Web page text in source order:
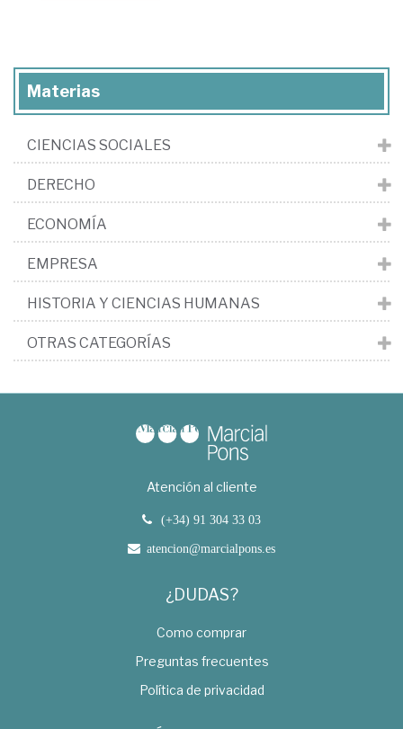
Materias
CIENCIAS SOCIALES
DERECHO
ECONOMÍA
EMPRESA
HISTORIA Y CIENCIAS HUMANAS
OTRAS CATEGORÍAS
Atención al cliente
(+34) 91 304 33 03
atencion@marcialpons.es
¿DUDAS?
Como comprar
Preguntas frecuentes
Política de privacidad